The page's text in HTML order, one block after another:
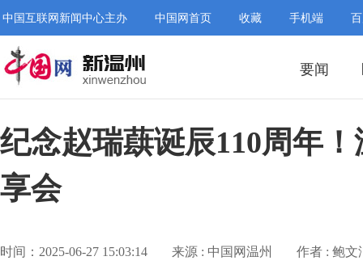
中国互联网新闻中心主办 中国网首页 收藏 手机端
要闻
纪念赵瑞蕻诞辰110周年
享会
时间：2025-06-27 15:03:14 来源 : 中国网温州 作者 : 鲍文